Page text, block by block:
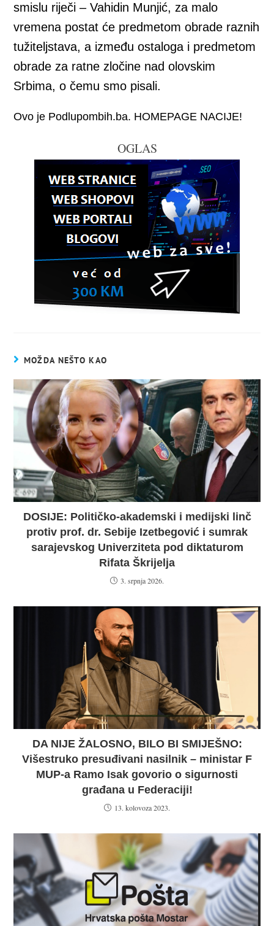
smislu riječi – Vahidin Munjić, za malo
vremena postat će predmetom obrade raznih
tužiteljstava, a između ostaloga i predmetom
obrade za ratne zločine nad olovskim
Srbima, o čemu smo pisali.
Ovo je Podlupombih.ba. HOMEPAGE NACIJE!
OGLAS
MOŽDA NEŠTO KAO
DOSIJE: Političko-akademski i medijski linč
protiv prof. dr. Sebije Izetbegović i sumrak
sarajevskog Univerziteta pod diktaturom
Rifata Škrijelja
3. srpnja 2026.
DA NIJE ŽALOSNO, BILO BI SMIJEŠNO:
Višestruko presuđivani nasilnik – ministar F
MUP-a Ramo Isak govorio o sigurnosti
građana u Federaciji!
13. kolovoza 2023.